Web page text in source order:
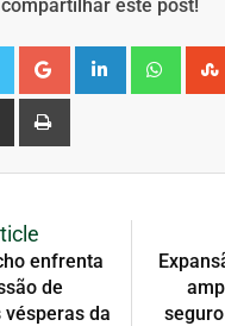
este post!
enfrenta
de
vésperas da